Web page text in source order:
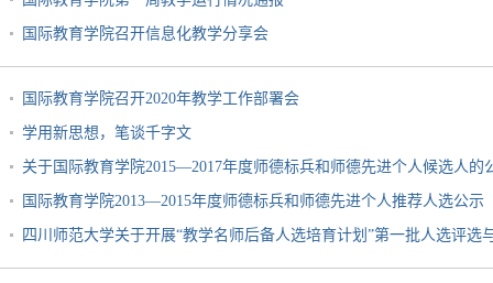
国际教育学院召开信息化教学分享会
国际教育学院召开2020年教学工作部署会
学用新思想，笔谈千字文
关于国际教育学院2015—2017年度师德标兵和师德先进个人候选人的
国际教育学院2013—2015年度师德标兵和师德先进个人推荐人选公示
四川师范大学关于开展“教学名师后备人选培育计划”第一批人选评选